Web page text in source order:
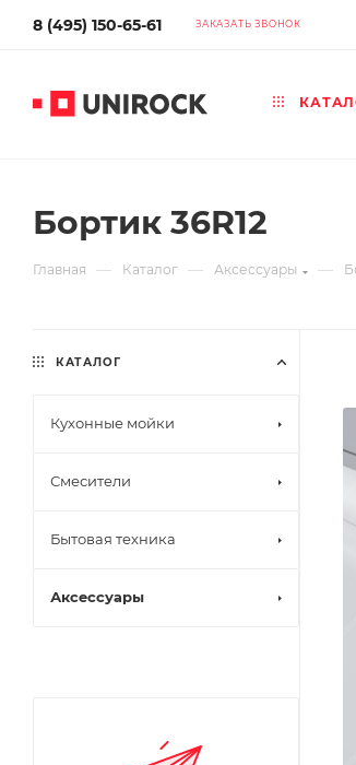
8 (495) 150-65-61 ЗАКАЗАТЬ ЗВОНОК
Бортик 36R12
Главная — Каталог — Аксессуары —
КАТАЛОГ
Кухонные мойки
Смесители
Бытовая техника
Аксессуары